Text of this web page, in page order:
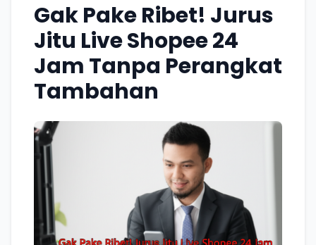
Gak Pake Ribet! Jurus
Jitu Live Shopee 24
Jam Tanpa Perangkat
Tambahan